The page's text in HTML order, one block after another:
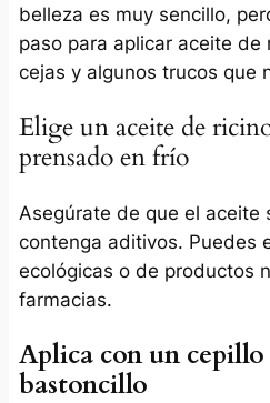
belleza es muy sencillo,
paso para aplicar aceite de
cejas y algunos trucos que
Elige un aceite de
prensado en frío
Asegúrate de que el aceite
contenga aditivos. Puedes
ecológicas o de productos
farmacias.
Aplica con un
bastoncillo